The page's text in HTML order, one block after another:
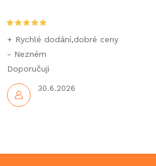
k
y
v
ý
i
30.6.2026
+ Rychlé dodání,dobré ceny
- Nezném
Doporučuji